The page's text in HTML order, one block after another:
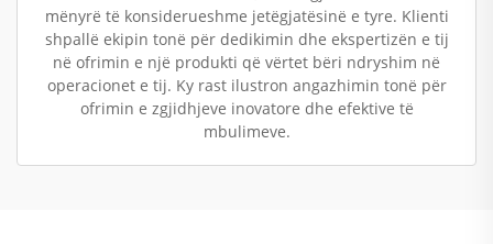
mënyrë të konsiderueshme jetëgjatësinë e tyre. Klienti
shpallë ekipin tonë për dedikimin dhe ekspertizën e tij
në ofrimin e një produkti që vërtet bëri ndryshim në
operacionet e tij. Ky rast ilustron angazhimin tonë për
ofrimin e zgjidhjeve inovatore dhe efektive të
mbulimeve.